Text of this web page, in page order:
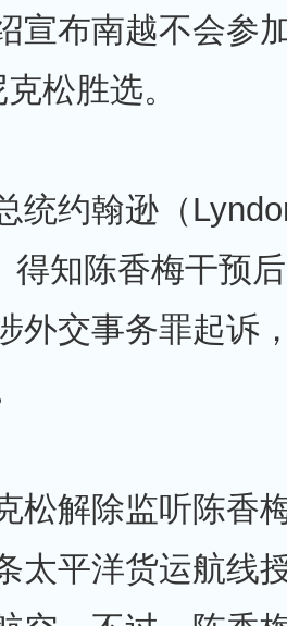
宣布南越不会参
松胜选。
统约翰逊（
得知陈香梅干预
外交事务罪起诉
松解除监听陈香
太平洋货运航线